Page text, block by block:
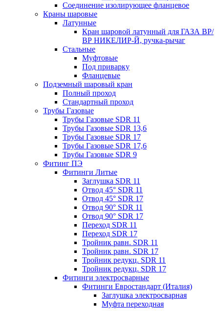
Соединение изолирующее фланцевое
Краны шаровые
Латунные
Кран шаровой латунный для ГАЗА ВР/
ВР НИКЕЛИР-Й, ручка-рычаг
Стальные
Муфтовые
Под приварку
Фланцевые
Подземный шаровый кран
Полный проход
Стандартный проход
Трубы Газовые
Трубы Газовые SDR 11
Трубы Газовые SDR 13,6
Трубы Газовые SDR 17
Трубы Газовые SDR 17,6
Трубы Газовые SDR 9
Фитинг ПЭ
Фитинги Литые
Заглушка SDR 11
Отвод 45° SDR 11
Отвод 45° SDR 17
Отвод 90° SDR 11
Отвод 90° SDR 17
Переход SDR 11
Переход SDR 17
Тройник равн. SDR 11
Тройник равн. SDR 17
Тройник редукц. SDR 11
Тройник редукц. SDR 17
Фитинги электросварные
Фитинги Евростандарт (Италия)
Заглушка электросварная
Муфта переходная